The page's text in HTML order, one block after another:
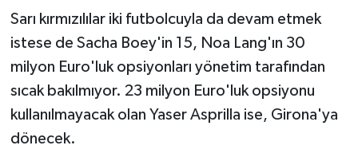
Sarı kırmızılılar iki futbolcuyla da devam etmek
istese de Sacha Boey'in 15, Noa Lang'ın 30
milyon Euro'luk opsiyonları yönetim tarafından
sıcak bakılmıyor. 23 milyon Euro'luk opsiyonu
kullanılmayacak olan Yaser Asprilla ise, Girona'ya
dönecek.